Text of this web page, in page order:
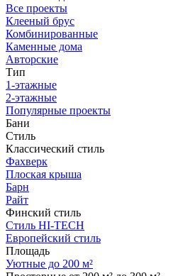
Все проекты
Клееный брус
Комбинированные
Каменные дома
Авторские
Тип
1-этажные
2-этажные
Популярные проекты
Бани
Стиль
Классический стиль
Фахверк
Плоская крыша
Барн
Райт
Финский стиль
Стиль HI-TECH
Европейский стиль
Площадь
Уютные до 200 м²